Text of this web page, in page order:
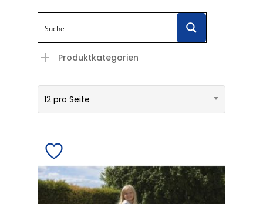
Produktkategorien
12 pro Seite